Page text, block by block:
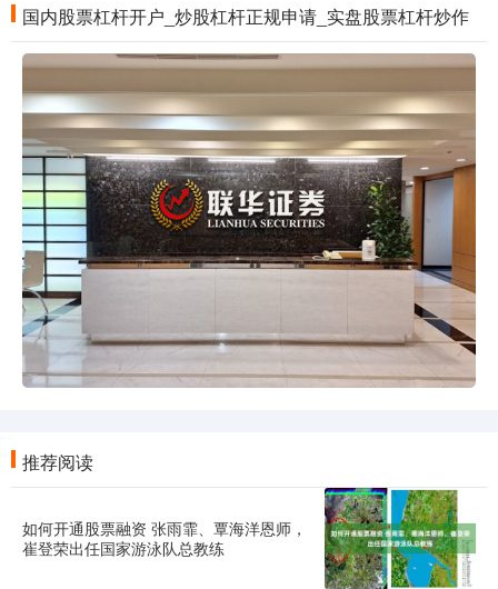
国内股票杠杆开户_炒股杠杆正规申请_实盘股票杠杆炒作
推荐阅读
如何开通股票融资 张雨霏、覃海洋恩师，
崔登荣出任国家游泳队总教练